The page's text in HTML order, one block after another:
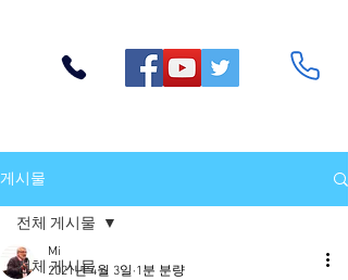
게시물
전체 게시물
전체 게시물
Mi
2021년 4월 3일 1분 분량